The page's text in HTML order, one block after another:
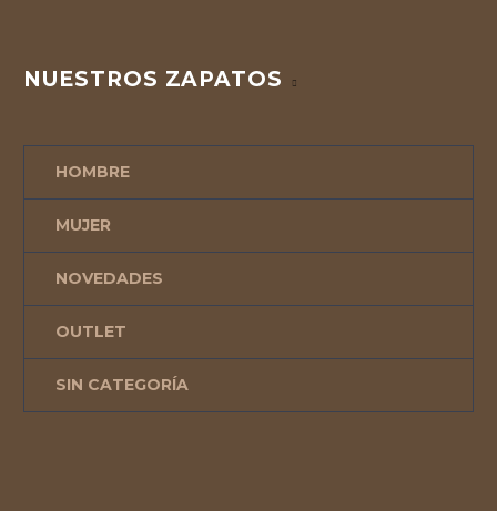
NUESTROS ZAPATOS
HOMBRE
MUJER
NOVEDADES
OUTLET
SIN CATEGORÍA